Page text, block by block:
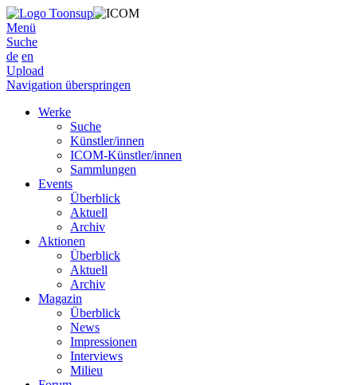
Menü
Suche
de en
Upload
Navigation überspringen
Werke
Suche
Künstler/innen
ICOM-Künstler/innen
Sammlungen
Events
Überblick
Aktuell
Archiv
Aktionen
Überblick
Aktuell
Archiv
Magazin
Überblick
News
Impressionen
Interviews
Milieu